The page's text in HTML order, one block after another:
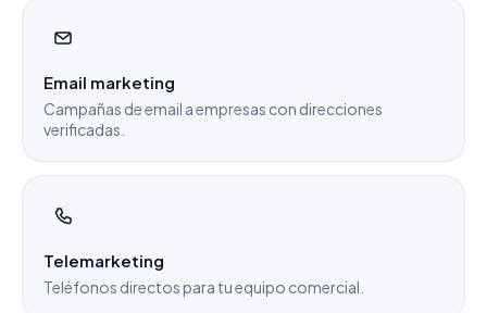
Email marketing
Campañas de email a empresas con direcciones
verificadas.
Telemarketing
Teléfonos directos para tu equipo comercial.